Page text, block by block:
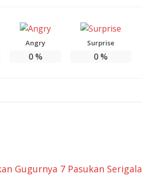
Angry
0%
Surprise
0 %
Gugurnya 7 Pasukan Serigala